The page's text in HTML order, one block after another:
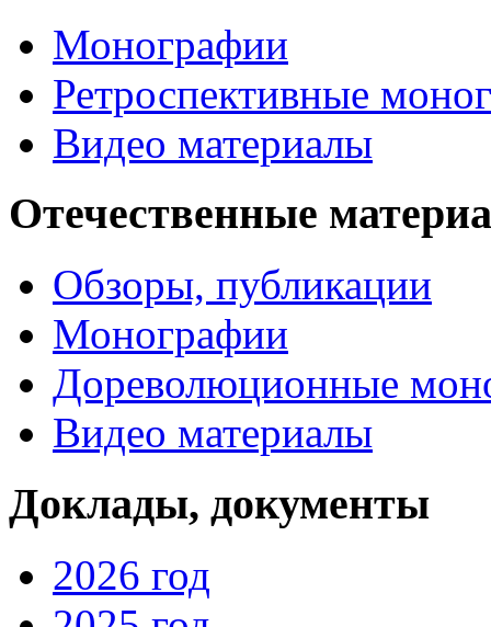
Монографии
Ретроспективные
Видео материалы
Отечественные
Обзоры, публикации
Монографии
Дореволюционные
Видео материалы
Доклады, документы
2026 год